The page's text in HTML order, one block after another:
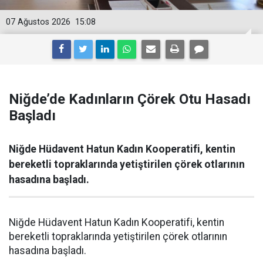
15:08
07 Ağustos 2026
Niğde’de Kadınların Çörek Otu Hasadı
Başladı
Niğde Hüdavent Hatun Kadın Kooperatifi, kentin
bereketli topraklarında yetiştirilen çörek otlarının
hasadına başladı.
Niğde Hüdavent Hatun Kadın Kooperatifi, kentin
bereketli topraklarında yetiştirilen çörek otlarının
hasadına başladı.